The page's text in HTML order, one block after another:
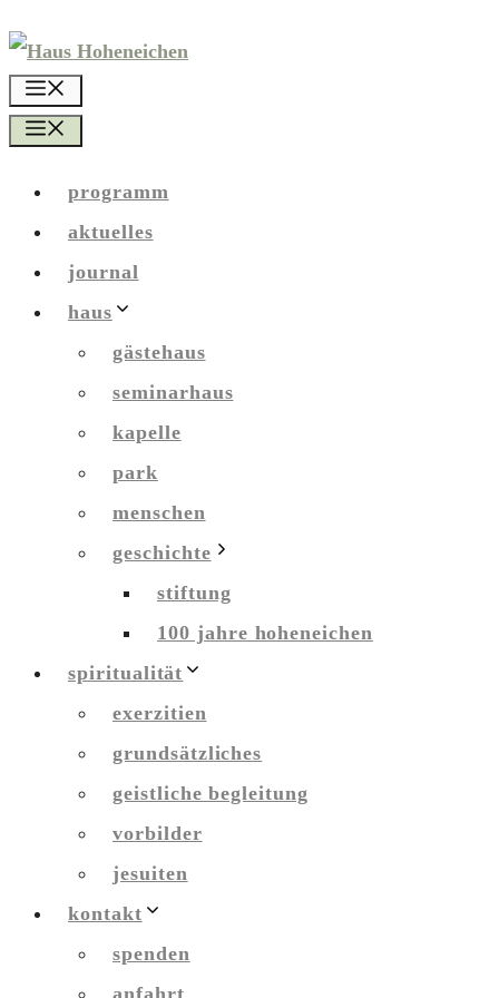
Zum
springen
programm
aktuelles
journal
haus
gästehaus
seminarhaus
kapelle
park
menschen
geschichte
stiftung
100 jahre hoheneichen
spiritualität
exerzitien
grundsätzliches
geistliche begleitung
vorbilder
jesuiten
kontakt
spenden
anfahrt